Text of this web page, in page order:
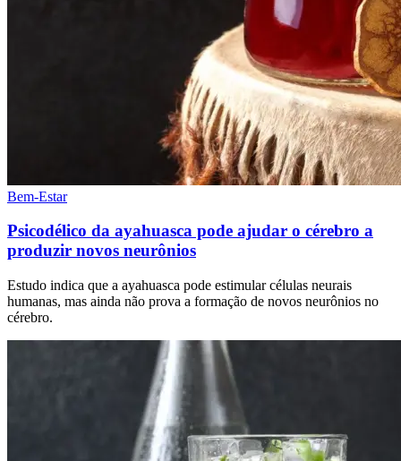
Bem-Estar
Psicodélico da ayahuasca pode ajudar o cérebro a
produzir novos neurônios
Estudo indica que a ayahuasca pode estimular células neurais
humanas, mas ainda não prova a formação de novos neurônios no
cérebro.